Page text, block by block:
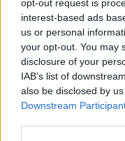
opt-out request is
interest-based ads
us or personal
your opt-out. You may
disclosure of your
IAB’s list of
also be disclosed by
Downstream
Minka
T.